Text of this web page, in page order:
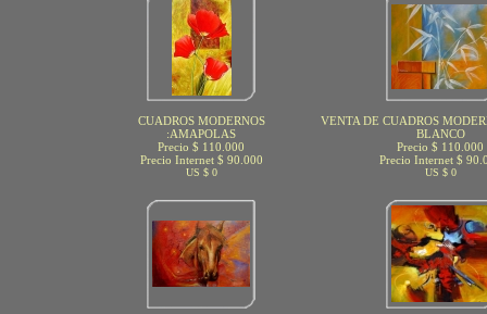
CUADROS MODERNOS
:AMAPOLAS
Precio $ 110.000
Precio Internet $ 90.000
US $ 0
VENTA DE CUADROS
BLANCO
Precio $ 110.000
Precio Internet $
US $ 0